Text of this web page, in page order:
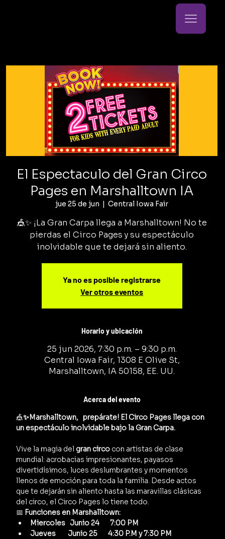
El Espectaculo del Gran Circo
Pages en Marshalltown IA
jue 25 de jun
  |
Central Iowa Fair
🎪✨ ¡La Gran Carpa llega a Marshalltown! No te
pierdas el Circo Pages y su espectáculo
inolvidable que te dejará sin aliento.
Ya no es posible registrarse
Ver otros eventos
Horario y ubicación
25 jun 2026, 7:30 p.m. – 9:30 p.m.
Central Iowa Fair, 1308 E Olive St,
Marshalltown, IA 50158, EE. UU.
Acerca del evento
🎪✨Marshalltown,   prepárate! El Circo Pages llega con
un espectáculo inolvidable bajo la Gran Carpa.
Vive la magia del gran circo con artistas de clase
mundial: acrobacias impresionantes, payasos
divertidísimos, luces deslumbrantes y momentos
llenos de emoción para toda la familia. Desde actos
que te dejarán sin aliento hasta las maravillas clásicas
del circo, el Circo Pages lo tiene todo.
📅 Funciones en Marshalltown:
Miercoles   Junio 24       7:00 PM
Jueves        Junio 25       4:30 P.M y 7:30 PM